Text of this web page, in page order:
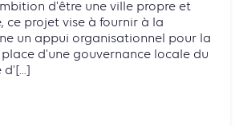
d'être une ville propre et
ce projet vise à fournir à la
un appui organisationnel pour la
place d'une gouvernance locale du